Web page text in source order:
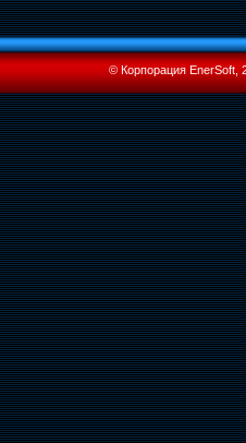
© Корпорация EnerSoft,